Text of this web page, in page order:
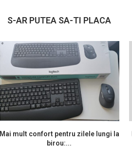
S-AR PUTEA SA-TI PLACA
Mai mult confort pentru zilele lungi la
birou:...